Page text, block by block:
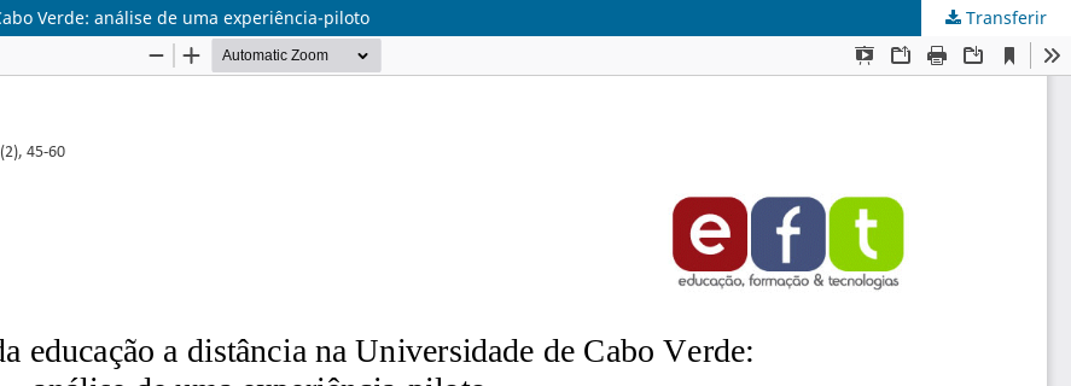
Verde: análise de uma experiência-piloto Transferir